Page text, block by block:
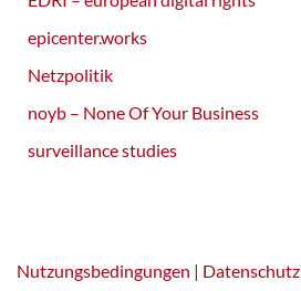
epicenter.works
Netzpolitik
noyb – None Of Your Business
surveillance studies
Nutzungsbedingungen | Datenschutz